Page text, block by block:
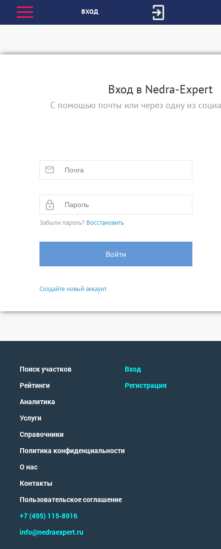
ВХОД
Вход в Nedra-Expert
С помощью почты или через одну из
Забыли пароль? Восстановить
Войти
Создайте новый аккаунт
Поиск участков
Рейтинги
Аналитика
Услуги
Справочники
Политика конфиденциальности
О нас
Контакты
Пользовательское соглашение
+7 (495) 115-8916
info@nedraexpert.ru
Вход
Регистрация